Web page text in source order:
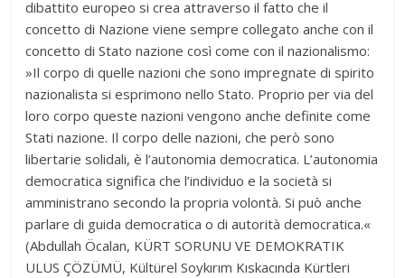
dibattito europeo si crea attraverso il fatto che il
concetto di Nazione viene sempre collegato anche con il
concetto di Stato nazione così come con il nazionalismo:
»Il corpo di quelle nazioni che sono impregnate di spirito
nazionalista si esprimono nello Stato. Proprio per via del
loro corpo queste nazioni vengono anche definite come
Stati nazione. Il corpo delle nazioni, che però sono
libertarie solidali, è l’autonomia democratica. L’autonomia
democratica significa che l’individuo e la società si
amministrano secondo la propria volontà. Si può anche
parlare di guida democratica o di autorità democratica.«
(Abdullah Öcalan, KÜRT SORUNU VE DEMOKRATIK
ULUS ÇÖZÜMÜ, Kültürel Soykırım Kıskacında Kürtleri